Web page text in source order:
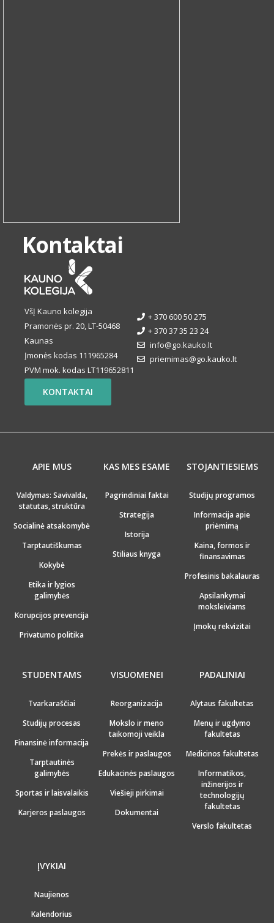
Kontaktai
VšĮ Kauno kolegija
Pramonės pr. 20, LT-50468
Kaunas
Įmonės kodas 111965284
PVM mok. kodas LT119652811
+ 370 600 50 275
+ 370 37 35 23 24
info@go.kauko.lt
priemimas@go.kauko.lt
KONTAKTAI
APIE MUS
Valdymas: Savivalda,
statutas, struktūra
Socialinė atsakomybė
Tarptautiškumas
Kokybė
Etika ir lygios
galimybės
Korupcijos prevencija
Privatumo politika
KAS MES ESAME
Pagrindiniai faktai
Strategija
Istorija
Stiliaus knyga
STOJANTIESIEMS
Studijų programos
Informacija apie
priėmimą
Kaina, formos ir
finansavimas
Profesinis bakalauras
Apsilankymai
moksleiviams
Įmokų rekvizitai
STUDENTAMS
Tvarkaraščiai
Studijų procesas
Finansinė informacija
Tarptautinės
galimybės
Sportas ir laisvalaikis
Karjeros paslaugos
VISUOMENEI
Reorganizacija
Mokslo ir meno
taikomoji veikla
Prekės ir paslaugos
Edukacinės paslaugos
Viešieji pirkimai
Dokumentai
PADALINIAI
Alytaus fakultetas
Menų ir ugdymo
fakultetas
Medicinos fakultetas
Informatikos,
inžinerijos ir
technologijų
fakultetas
Verslo fakultetas
ĮVYKIAI
Naujienos
Kalendorius